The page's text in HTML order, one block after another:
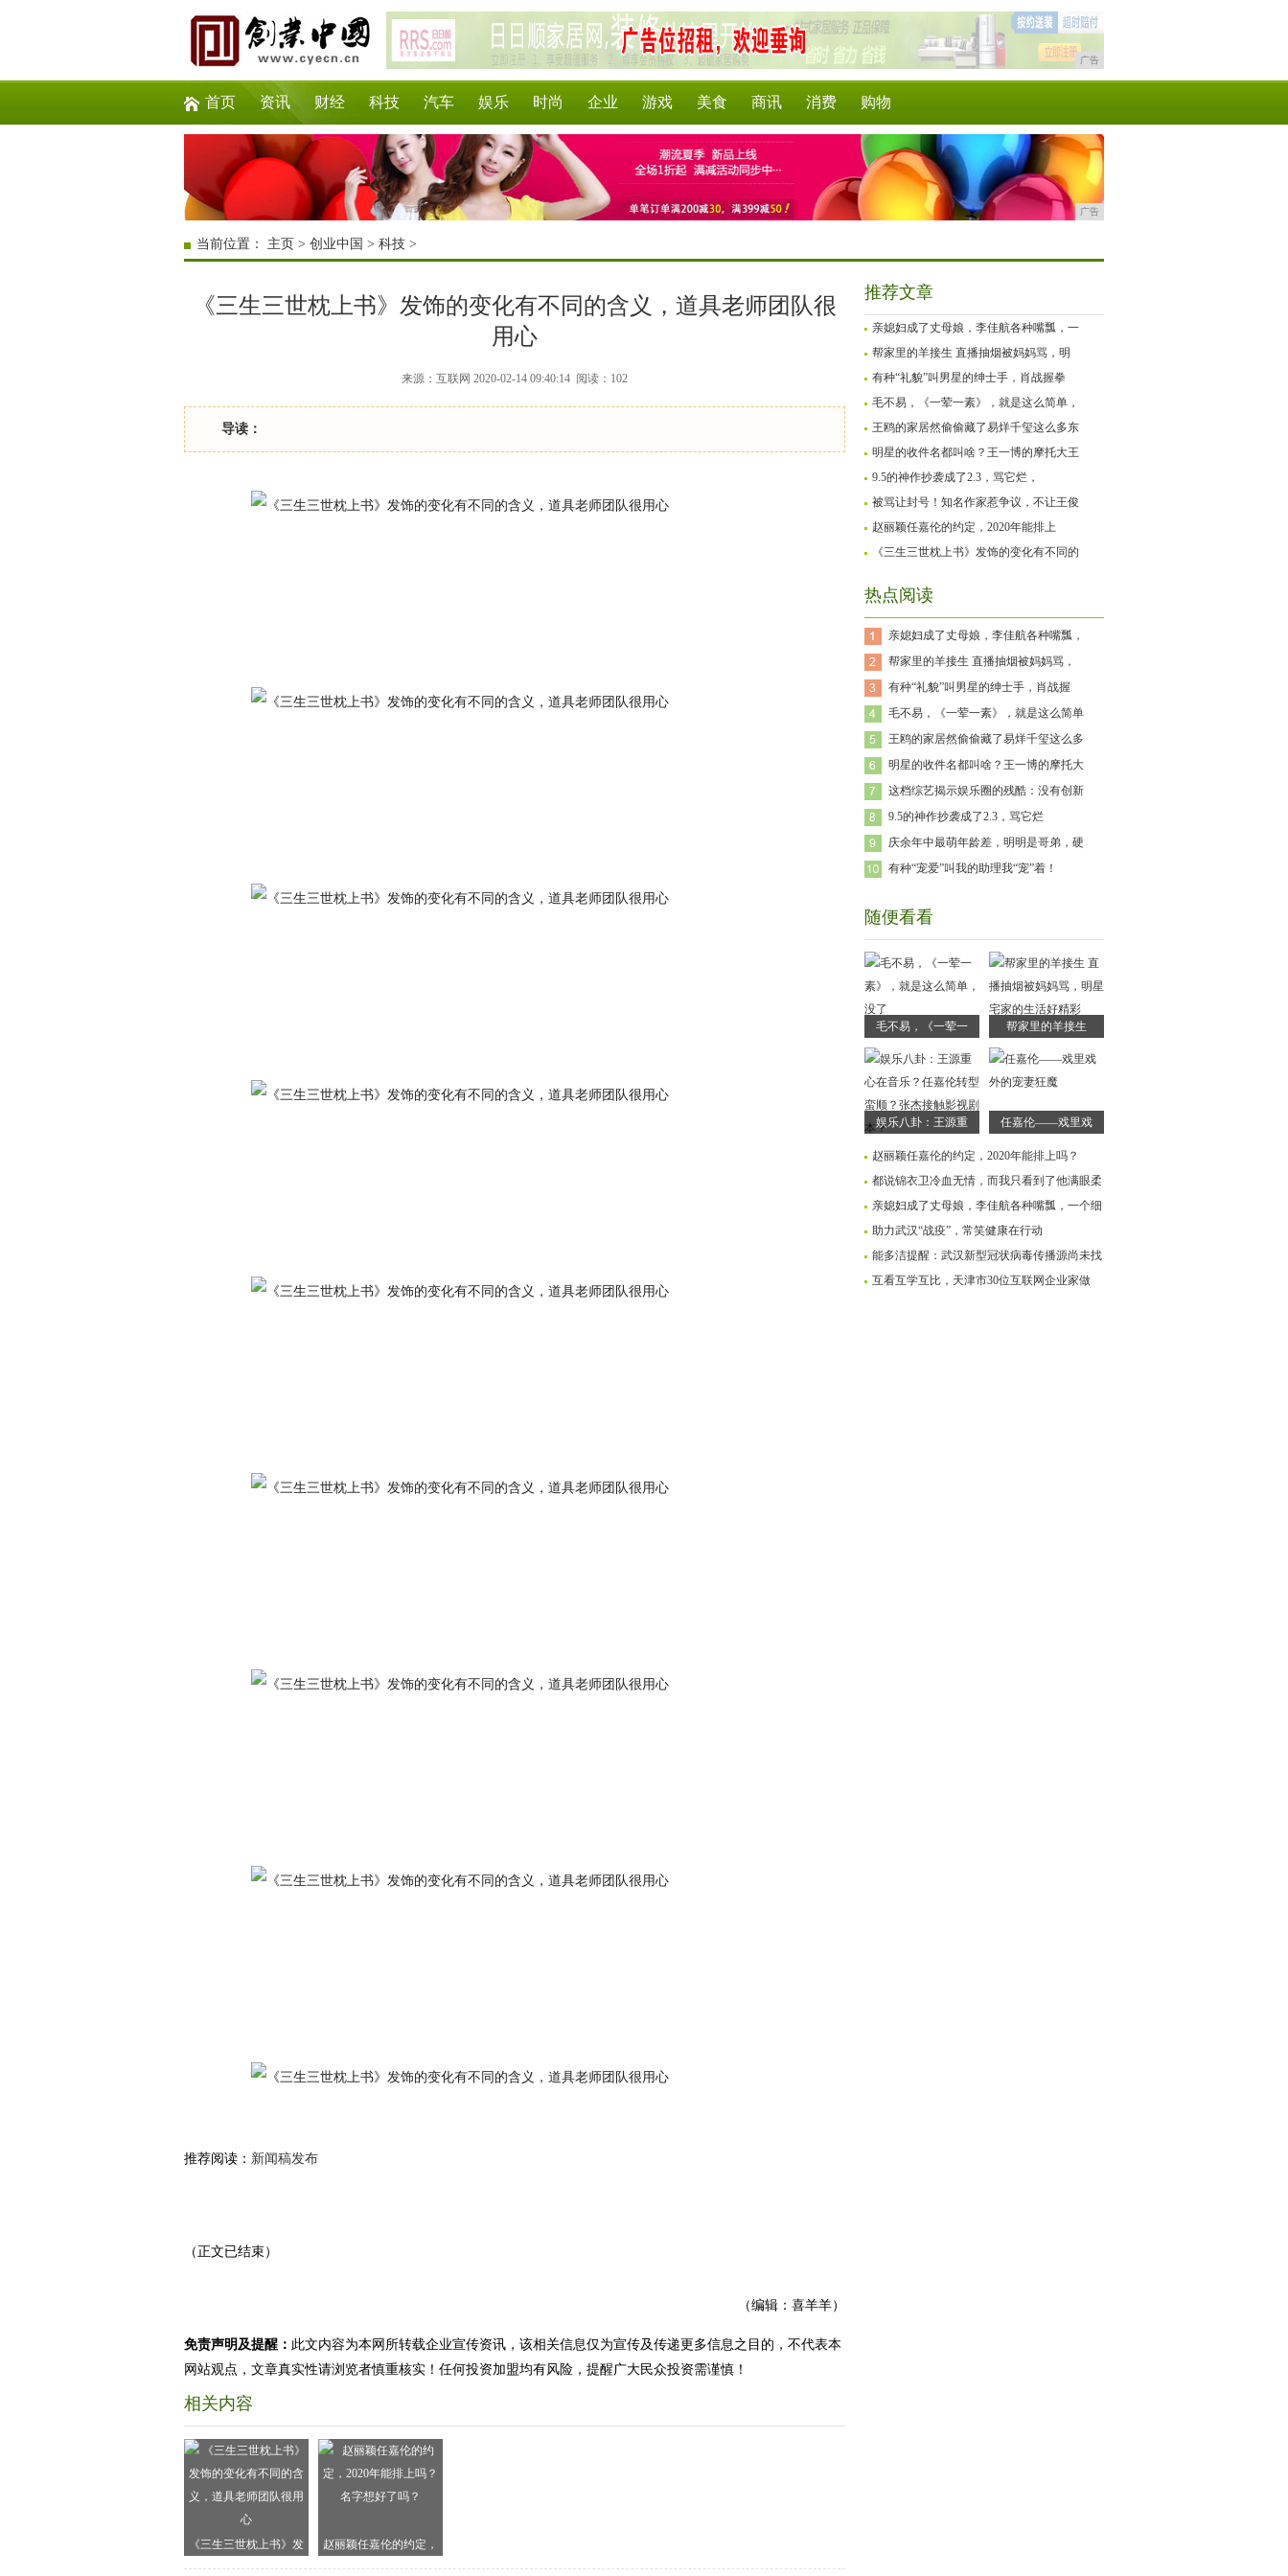
广告
首页 资讯 财经 科技 汽车 娱乐 时尚 企业 游戏 美食 商讯 消费 购物
广告
当前位置： 主页 > 创业中国 > 科技 >
《三生三世枕上书》发饰的变化有不同的含义，道具老师团队很
用心
来源：互联网 2020-02-14 09:40:14 阅读：102
导读：
推荐阅读： 新闻稿发布
（正文已结束）
（编辑：喜羊羊）
免责声明及提醒： 此文内容为本网所转载企业宣传资讯，该相关信息仅为宣传及传递更多信息之目的，不代表本
网站观点，文章真实性请浏览者慎重核实！任何投资加盟均有风险，提醒广大民众投资需谨慎！
相关内容
《三生三世枕上书》发
饰的变化有不同的含
赵丽颖任嘉伦的约定，
2020年能排上吗？名字
推荐文章
亲媳妇成了丈母娘，李佳航各种嘴瓢，一
帮家里的羊接生 直播抽烟被妈妈骂，明
有种“礼貌”叫男星的绅士手，肖战握拳
毛不易，《一荤一素》，就是这么简单，
王鸥的家居然偷偷藏了易烊千玺这么多东
明星的收件名都叫啥？王一博的摩托大王
9.5的神作抄袭成了2.3，骂它烂，
被骂让封号！知名作家惹争议，不让王俊
赵丽颖任嘉伦的约定，2020年能排上
《三生三世枕上书》发饰的变化有不同的
热点阅读
亲媳妇成了丈母娘，李佳航各种嘴瓢，
帮家里的羊接生 直播抽烟被妈妈骂，
有种“礼貌”叫男星的绅士手，肖战握
毛不易，《一荤一素》，就是这么简单
王鸥的家居然偷偷藏了易烊千玺这么多
明星的收件名都叫啥？王一博的摩托大
这档综艺揭示娱乐圈的残酷：没有创新
9.5的神作抄袭成了2.3，骂它烂
庆余年中最萌年龄差，明明是哥弟，硬
有种“宠爱”叫我的助理我“宠”着！
随便看看
毛不易，《一荤一 帮家里的羊接生
娱乐八卦：王源重 任嘉伦——戏里戏
赵丽颖任嘉伦的约定，2020年能排上吗？
都说锦衣卫冷血无情，而我只看到了他满眼柔
亲媳妇成了丈母娘，李佳航各种嘴瓢，一个细
助力武汉“战疫”，常笑健康在行动
能多洁提醒：武汉新型冠状病毒传播源尚未找
互看互学互比，天津市30位互联网企业家做